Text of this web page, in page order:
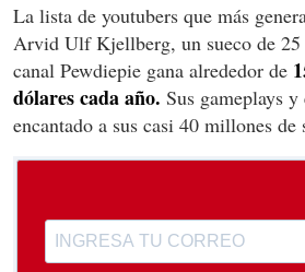
La lista de youtubers que más
Arvid Ulf Kjellberg, un sueco de 25
canal Pewdiepie gana alrededor de
dólares cada año. Sus gameplays
encantado a sus casi 40 millones de